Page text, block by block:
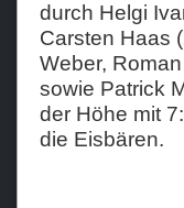
2019-2020
2018-2019
2017-2018
2016-2017
durch Helgi
Carsten Haas
Weber,
sowie Patrick
der Höhe mit
die Eisbären.